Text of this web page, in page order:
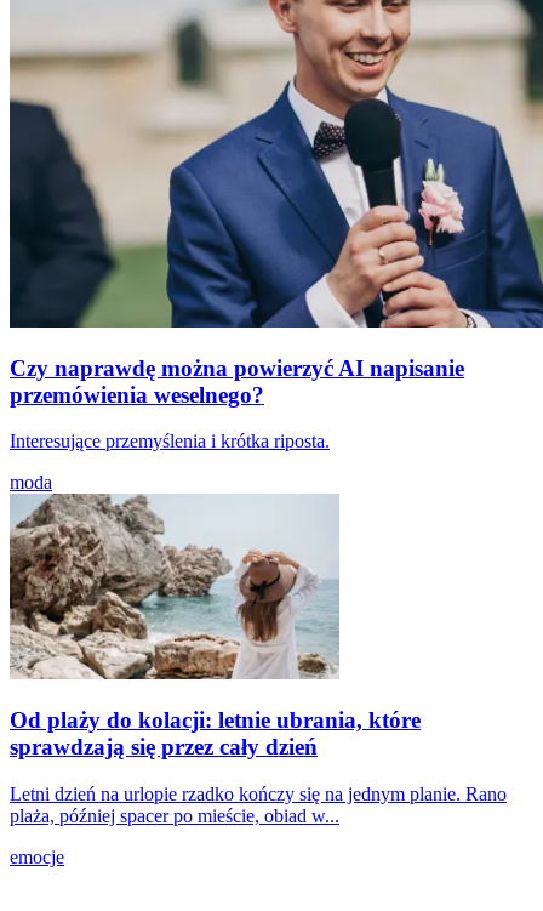
Czy naprawdę można powierzyć AI napisanie
przemówienia weselnego?
Interesujące przemyślenia i krótka riposta.
moda
Od plaży do kolacji: letnie ubrania, które
sprawdzają się przez cały dzień
Letni dzień na urlopie rzadko kończy się na jednym planie. Rano
plaża, później spacer po mieście, obiad w...
emocje